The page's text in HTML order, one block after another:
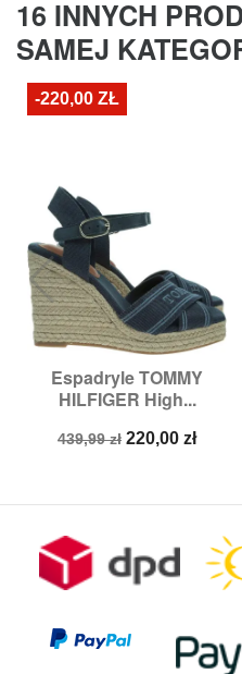
16 INNYCH
SAMEJ
Espadryle TOMMY
HILFIGER High...
Cena
439,99 zł Cena
220,00 zł
-220,00 ZŁ